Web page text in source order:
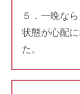
５．一晩な
状態が心配
た。